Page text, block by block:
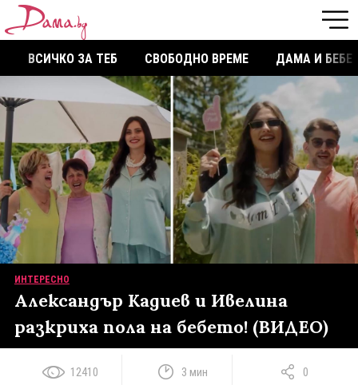
ВСИЧКО ЗА ТЕБ СВОБОДНО ВРЕМЕ ДАМА И БЕБЕ
ИНТЕРЕСНО
Александър Кадиев и Ивелина
разкриха пола на бебето! (ВИДЕО)
12410 3 мин 0